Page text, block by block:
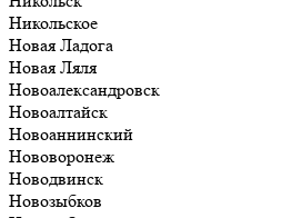
Никольское
Новая Ладога
Новая Ляля
Новоалександровск
Новоалтайск
Новоаннинский
Нововоронеж
Новодвинск
Новозыбков